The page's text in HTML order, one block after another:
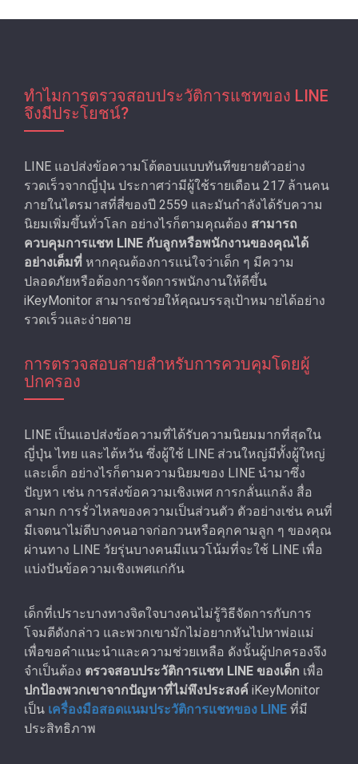
ทำไมการตรวจสอบประวัติการแชทของ LINE
จึงมีประโยชน์?
LINE แอปส่งข้อความโต้ตอบแบบทันทีขยายตัวอย่าง
รวดเร็วจากญี่ปุ่น ประกาศว่ามีผู้ใช้รายเดือน 217 ล้านคน
ภายในไตรมาสที่สี่ของปี 2559 และมันกําลังได้รับความ
นิยมเพิ่มขึ้นทั่วโลก อย่างไรก็ตามคุณต้อง สามารถ
ควบคุมการแชท LINE กับลูกหรือพนักงานของคุณได้
อย่างเต็มที่ หากคุณต้องการแน่ใจว่าเด็ก ๆ มีความ
ปลอดภัยหรือต้องการจัดการพนักงานให้ดีขึ้น
iKeyMonitor สามารถช่วยให้คุณบรรลุเป้าหมายได้อย่าง
รวดเร็วและง่ายดาย
การตรวจสอบสายสําหรับการควบคุมโดยผู้
ปกครอง
LINE เป็นแอปส่งข้อความที่ได้รับความนิยมมากที่สุดใน
ญี่ปุ่น ไทย และไต้หวัน ซึ่งผู้ใช้ LINE ส่วนใหญ่มีทั้งผู้ใหญ่
และเด็ก อย่างไรก็ตามความนิยมของ LINE นํามาซึ่ง
ปัญหา เช่น การส่งข้อความเชิงเพศ การกลั่นแกล้ง สื่อ
ลามก การรั่วไหลของความเป็นส่วนตัว ตัวอย่างเช่น คนที่
มีเจตนาไม่ดีบางคนอาจก่อกวนหรือคุกคามลูก ๆ ของคุณ
ผ่านทาง LINE วัยรุ่นบางคนมีแนวโน้มที่จะใช้ LINE เพื่อ
แบ่งปันข้อความเชิงเพศแก่กัน
เด็กที่เปราะบางทางจิตใจบางคนไม่รู้วิธีจัดการกับการ
โจมตีดังกล่าว และพวกเขามักไม่อยากหันไปหาพ่อแม่
เพื่อขอคําแนะนําและความช่วยเหลือ ดังนั้นผู้ปกครองจึง
จำเป็นต้อง ตรวจสอบประวัติการแชท LINE ของเด็ก เพื่อ
ปกป้องพวกเขาจากปัญหาที่ไม่พึงประสงค์ iKeyMonitor
เป็น เครื่องมือสอดแนมประวัติการแชทของ LINE ที่มี
ประสิทธิภาพ